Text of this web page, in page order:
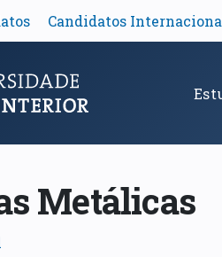
Candidatos
Metálicas